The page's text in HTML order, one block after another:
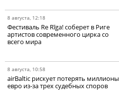
8 августа, 12:18
Фестиваль Re Rīga! соберет в Риге
артистов современного цирка со
всего мира
8 августа, 10:58
airBaltic рискует потерять миллионы
евро из-за трех судебных споров